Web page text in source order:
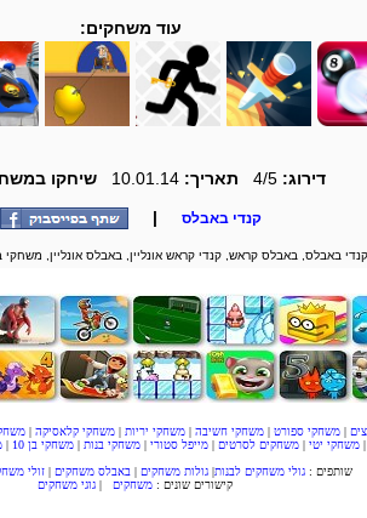
עוד משחקים:
דירוג: 4/5 תאריך:10.01.14 שיחקו
קנדי באבלס |
קנדי באבלס, באבלס קראש, קנדי קראש אונליין, באבלס אונליין, משחקי
| משחקי ספורט | משחקי חשיבה | משחקי יריות | משחקי קלאסיקה |
| משחקי יטי | משחקים לסרטים | מייפל סטורי | משחקי בנות | משחקי בן 10 |
שותפים :גולי משחקים לבנות|גולות משחקים | באבלס משחקים |זולי
קישורים שונים :משחקים |גוגי משחקים